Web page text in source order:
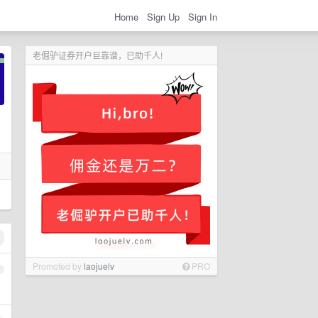
Home Sign Up Sign In
老倔驴证券开户巨靠谱，已助千人!
Promoted bylaojuelv PRO